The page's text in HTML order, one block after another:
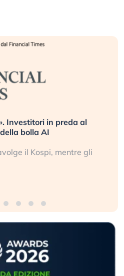
Investitori in preda al
bolla AI
il Kospi, mentre gli